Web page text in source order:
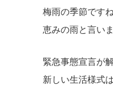
梅雨の季節です
恵みの雨と言い
緊急事態宣言が
新しい生活様式